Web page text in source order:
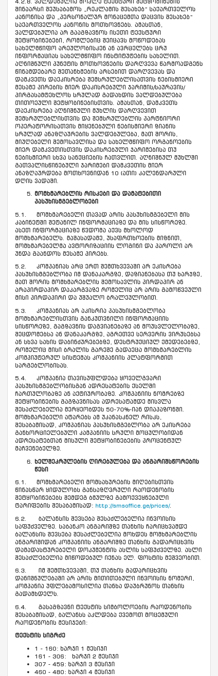
შინაარსი შეუსაბამოს „რეკლამის შესახებ“ საქართველოს
კანონისა და „პერსონალურ მონაცემთა დაცვის შესახებ“
საქართველოს კანონის მოთხოვნებს. ამასთან,
ვალდებულია არ გააგზავნოს ისეთი ტექსტური
შეტყობინებები, რომლებიც შეიცავს მოწოდებას
სახელმწიფო არეულობისკენ ან ავრცელებს ცრუ
ინფორმაციას სახელმწიფო ინსტიტუტების სახელით.
აღნიშნული პუნქტის მოთხოვნების დარღვევა წარმოადგენს
წინამდებარე შეთანხმების არსებით დარღვევას და
დამკვეთს დაეკისრება შემსრულებლისათვის ნებისმიერი
მესამე პირების მიერ დაკისრებული ჯარიმის/საურავის/
პირგასამტეხლოს სრულად გადახდის ვალდებულება
თითოეული შეტყობინებისთვის. ამასთან, დამკვეთს
დაეკისრება აღნიშნული მუხლის დარღვევით
შემსრულებლისთვის და შემსრულებლის პარტნიორი
ოპერატორისათვის მიყენებული ნებისმიერი ზიანის
სრულად ანაზღაურების ვალდებულება, მათ შორის,
მიუღებელი შემოსავლისა და სახელმწიფო ორგანოების
მიერ დამკვეთისთვის დაკისრებული ჯარიმებისა თუ
ნებისმიერი სხვა სანქციების ჩათვლით. აღნიშნულ მუხლში
გათვალისწინებული ჯარიმები დამკვეთის მიერ
ანაზღაურდება მოთხოვნიდან 10 (ათი) კალენდარული
დღის ვადაში.
მომხმარებლის რისკები და დამატებითი
პასუხისმგებლობები
5.1. მომხმარებელი თავად არის პასუხისმგებელი მის
კაბინეტში შეტანილ ინფორმაციაზე და მის სისწორეზე.
ასეთ ინფორმაციაზე წვდომა აქვს მხოლოდ
მომხმარებელს. მაშასადამე, უსაფრთხოების მიზნით,
მომხმარებელმა ავტორიზაციის ლოგინი და პაროლი არ
უნდა გაანდოს მესამე პირებს.
5.2. კომპანიას არც ერთ შემთხვევაში არ ეკისრება
პასუხისმგებლობა იმ დანაკარგზე, დაზიანებასა თუ ხარჯზე,
მათ შორის მომხმარებლის შემოსავლის პირდაპირ ან
არაპირდაპირ დაკარგვაზე რომელიც არ არის გამოწვეული
მისი პირდაპირი და უშუალო ბრალეულობით.
5.3. კომპანიას არ აკისრია პასუხისმგებლობა
მომხმარებლისთვის განკუთვნილი ინფორმაციის
სისწორეზე, გაგზავნის დაგვიანებაზე ან მოუსვლელობაზე,
შეცდომებსა ან დანაკარგზე, აგრეთვე სერვერის ვირუსებსა
ან სხვა სახის დაბინძურებებზე, დესტრუქციულ ქმედებებზე,
რომელიც მისი ბრალის გარეშე გადაეცა მომხმარებლის
კომპიუტერულ სისტემას კომპანიის პლატფორმით
სარგებლობისას.
5.4. კომპანია თავისუფლდება ყოველგვარი
პასუხისმგებლობისგან ადრესატების ქსელში
ჩართულობაზე ან აქტიურობაზე. კომპანიის ნომრებზე
შეტყობინების გაგზავნისას ადრესატამდე მისვლა
შესაძლებელია მერყეობდეს 50-70%-იან დიაპაზონში.
მომხმარებელი ატარებს ამ უკანასკნელ რისკს,
შესაბამისად, კომპანიას პასუხისმგებლობა არ ეკისრება
განხორციელებული კამპანიის სრული მოცულობიდან
ადრესატებთან მისული შეტყობინებების პროცენტულ
მაჩვენებელზე.
ხელშეკრულების ღირებულება და ანგარიშსწორების
წესი
6.1. მომხმარებელი მომსახურების მიღებისთვის
წინასწარ ყიდულობს განსაზღვრული რაოდენობის
შეტყობინებებს შემდეგ ბმულზე გამოქვეყნებული
ტარიფების შესაბამისად: http://smsoffice.ge/prices/.
6.2. ბალანსის შევსება შესაძლებელია ინვოისის
საფუძველზე. საბანკო ანგარიშზე თანხის ჩარიცხვამდე
ბალანსის შევსება შესაძლებელია მოხდეს მომხმარებლის
ანგარიშიდან კომპანიის ანგარიშზე თანხის გადარიცხვის
დამადასტურებელი დოკუმენტის ასლის საფუძველზე. ასლი
შესაძლებელია მიწოდებულ იქნას ელ. ფოსტის მეშვეობით.
6.3. იმ შემთხვევაში, თუ თანხის გადარიცხვის
დანიშნულებაში არ არის მითითებული ინვოისის ნომერი,
კომპანია უფლებამოსილია თანხა დაუბრუნოს თანხის
გადამხდელს.
6.4. გასაგზავნი ტექსტის სიმბოლოების რაოდენობის
შესაბამისად, ბალანსს აკლდება ქვემოთ მოცემული
რაოდენობის მესიჯები:
ტექსტის სიგრძე
1 - 160: ხარჯი 1 მესიჯი
161 - 306: ხარჯი 2 მესიჯი
307 - 459: ხარჯი 3 მესიჯი
460 - 480: ხარჯი 4 მესიჯი